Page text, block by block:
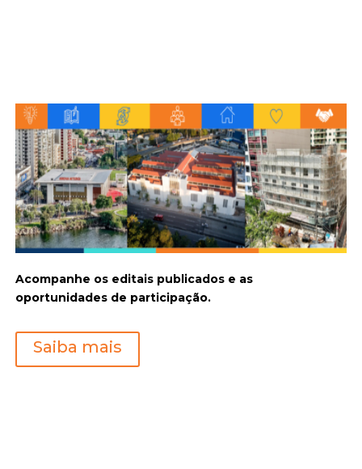
Acompanhe os editais publicados e as
oportunidades de participação.
Saiba mais